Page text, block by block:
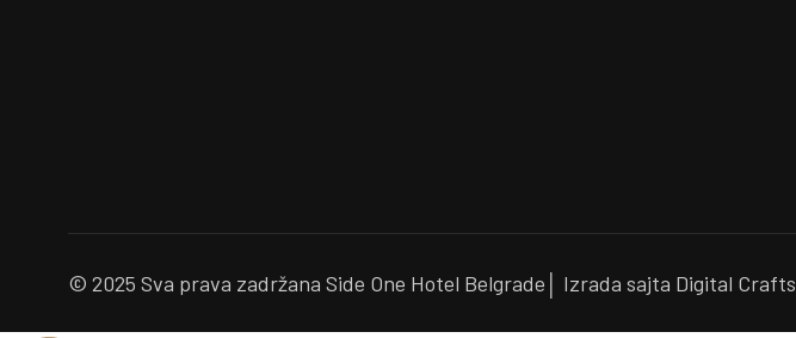
© 2025 Sva prava zadržana Side One Hotel Belgrade │ Izrada sajta Digital Crafts